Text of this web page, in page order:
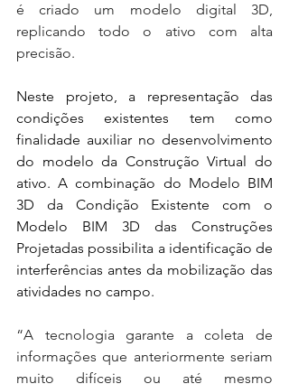
é criado um modelo digital 3D,
replicando todo o ativo com alta
precisão.
Neste projeto, a representação das
condições existentes tem como
finalidade auxiliar no desenvolvimento
do modelo da Construção Virtual do
ativo. A combinação do Modelo BIM
3D da Condição Existente com o
Modelo BIM 3D das Construções
Projetadas possibilita a identificação de
interferências antes da mobilização das
atividades no campo.
“A tecnologia garante a coleta de
informações que anteriormente seriam
muito difíceis ou até mesmo